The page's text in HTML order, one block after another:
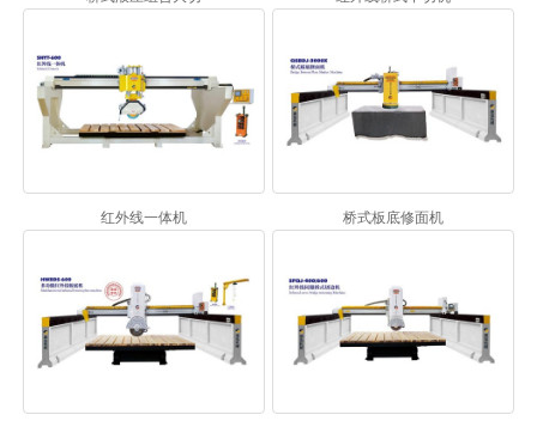
红外线一体机 桥式板底修面机